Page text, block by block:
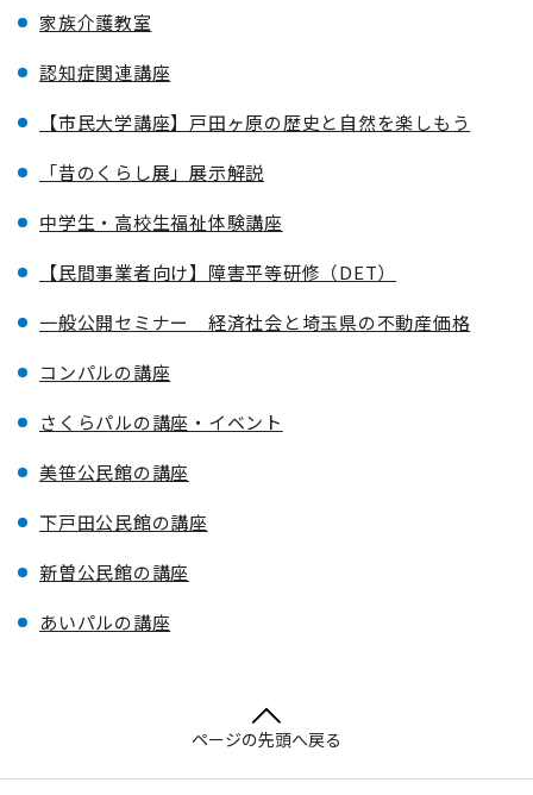
家族介護教室
認知症関連講座
【市民大学講座】戸田ヶ原の歴史と自然を楽しもう
「昔のくらし展」展示解説
中学生・高校生福祉体験講座
【民間事業者向け】障害平等研修（DET）
一般公開セミナー 経済社会と埼玉県の不動産価格
コンパルの講座
さくらパルの講座・イベント
美笹公民館の講座
下戸田公民館の講座
新曽公民館の講座
あいパルの講座
ページの先頭へ戻る